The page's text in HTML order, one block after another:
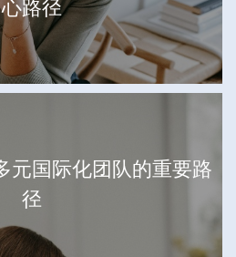
心路径
元国际化团队的重要路
径